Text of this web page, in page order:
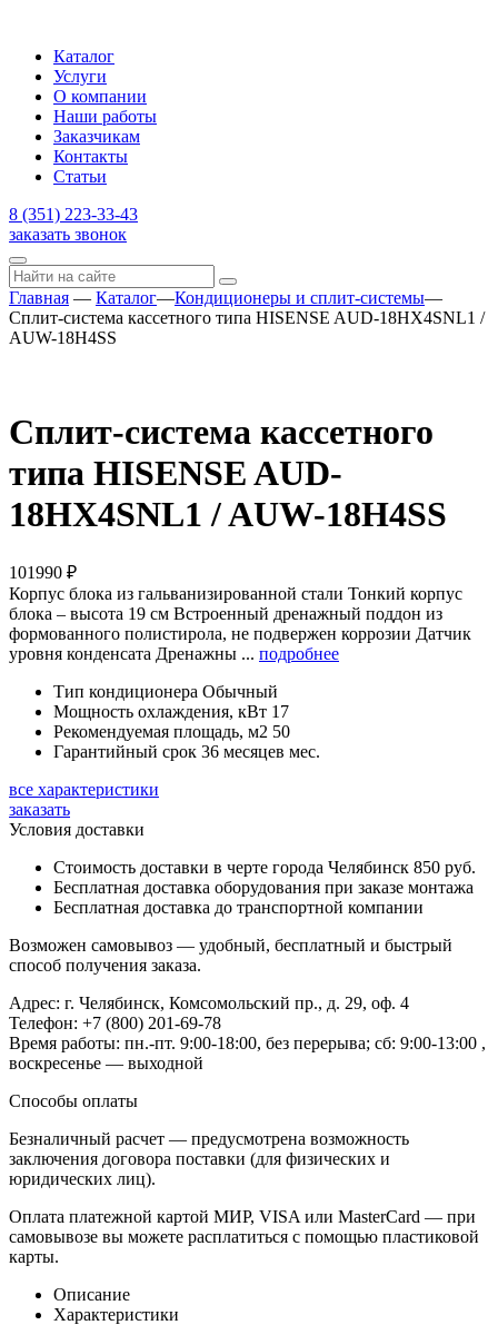
Каталог
Услуги
О компании
Наши работы
Заказчикам
Контакты
Статьи
8 (351) 223-33-43
заказать звонок
Главная — Каталог—Кондиционеры и сплит-системы—
Сплит-система кассетного типа HISENSE AUD-18HX4SNL1 /
AUW-18H4SS
Сплит-система кассетного
типа HISENSE AUD-
18HX4SNL1 / AUW-18H4SS
101990 ₽
Корпус блока из гальванизированной стали Тонкий корпус
блока – высота 19 см Встроенный дренажный поддон из
формованного полистирола, не подвержен коррозии Датчик
уровня конденсата Дренажны ... подробнее
Тип кондиционера Обычный
Мощность охлаждения, кВт 17
Рекомендуемая площадь, м2 50
Гарантийный срок 36 месяцев мес.
все характеристики
заказать
Условия доставки
Стоимость доставки в черте города Челябинск 850 руб.
Бесплатная доставка оборудования при заказе монтажа
Бесплатная доставка до транспортной компании
Возможен самовывоз — удобный, бесплатный и быстрый
способ получения заказа.
Адрес: г. Челябинск, Комсомольский пр., д. 29, оф. 4
Телефон: +7 (800) 201-69-78
Время работы: пн.-пт. 9:00-18:00, без перерыва; сб: 9:00-13:00 ,
воскресенье — выходной
Способы оплаты
Безналичный расчет — предусмотрена возможность
заключения договора поставки (для физических и
юридических лиц).
Оплата платежной картой МИР, VISA или MasterCard — при
самовывозе вы можете расплатиться с помощью пластиковой
карты.
Описание
Характеристики